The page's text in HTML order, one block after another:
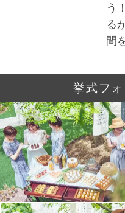
う
る
間
挙式フ